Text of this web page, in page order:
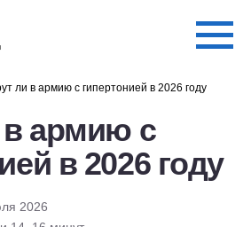
ли в армию с гипертонией в 2026 году
в армию с
в 2026 году
2026